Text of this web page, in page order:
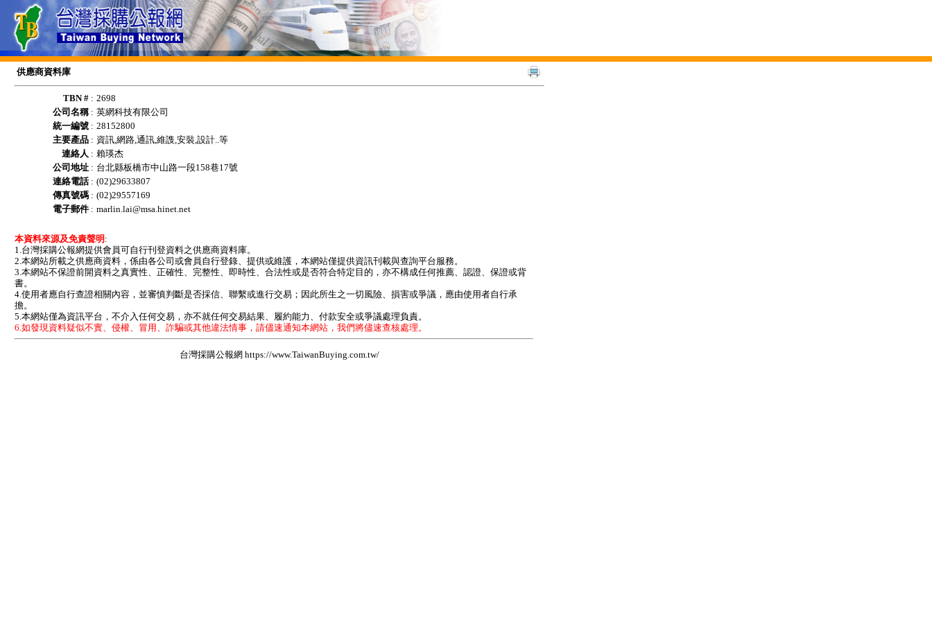
供應商資料庫
TBN # : 2698
公司名稱: 英網科技有限公司
統一編號 : 28152800
主要產品 : 資訊,網路,通訊,維謢,安裝,設計..等
連絡人 : 賴瑛杰
公司地址 : 台北縣板橋市中山路一段158巷17號
連絡電話: (02)29633807
傳真號碼 : (02)29557169
電子郵件 : marlin.lai@msa.hinet.net
本資料來源及免責聲明 :
1.台灣採購公報網提供會員可自行刊登資料之供應商資料庫。
2.本網站所載之供應商資料，係由各公司或會員自行登錄、提供或維護，本網站僅提供資訊刊載與查詢平台服務。
3.本網站不保證前開資料之真實性、正確性、完整性、即時性、合法性或是否符合特定目的，亦不構成任何推薦、認證、保證或背
書。
4.使用者應自行查證相關內容，並審慎判斷是否採信、聯繫或進行交易；因此所生之一切風險、損害或爭議，應由使用者自行承
擔。
5.本網站僅為資訊平台，不介入任何交易，亦不就任何交易結果、履約能力、付款安全或爭議處理負責。
6.如發現資料疑似不實、侵權、冒用、詐騙或其他違法情事，請儘速通知本網站，我們將儘速查核處理。
台灣採購公報網 https://www.TaiwanBuying.com.tw/